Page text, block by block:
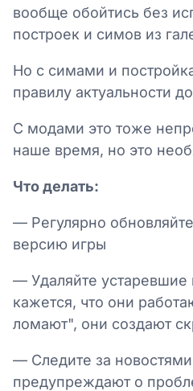
вообще обойтись без
построек и симов из
Но с симами и
правилу актуальности
С модами это тоже
наше время, но это
Что делать:
— Регулярно
версию игры
— Удаляйте
кажется, что они
ломают", они создают
— Следите за
предупреждают о